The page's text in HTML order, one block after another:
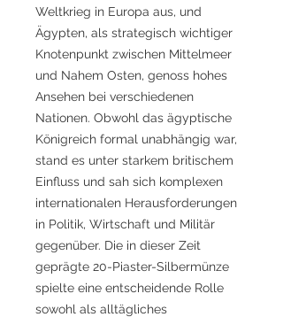
Weltkrieg in Europa aus, und
Ägypten, als strategisch wichtiger
Knotenpunkt zwischen Mittelmeer
und Nahem Osten, genoss hohes
Ansehen bei verschiedenen
Nationen. Obwohl das ägyptische
Königreich formal unabhängig war,
stand es unter starkem britischem
Einfluss und sah sich komplexen
internationalen Herausforderungen
in Politik, Wirtschaft und Militär
gegenüber. Die in dieser Zeit
geprägte 20-Piaster-Silbermünze
spielte eine entscheidende Rolle
sowohl als alltägliches